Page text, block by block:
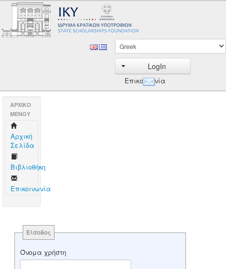
LogIn
Επικοινωνία
AΡΧΙΚΟ
ΜΕΝΟΥ
Aρχική
Σελίδα
Βιβλιοθήκη
Επικοινωνία
Είσοδος
Όνομα χρήστη